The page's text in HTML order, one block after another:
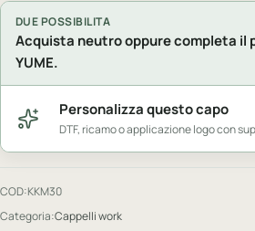
DUE POSSIBILITA
Acquista neutro oppure completa il
YUME.
Personalizza questo capo
DTF, ricamo o applicazione logo con
COD:KKM30
Categoria:Cappelli work